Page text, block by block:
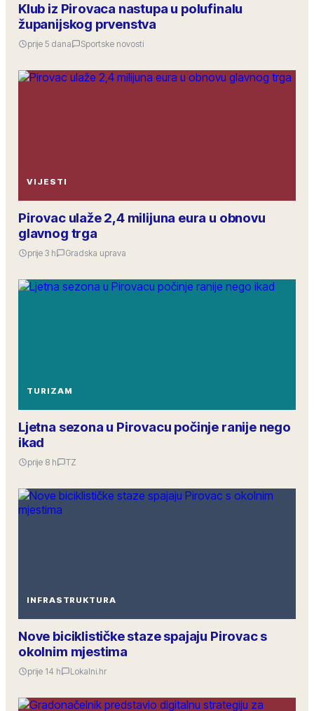
Klub iz Pirovaca nastupa u polufinalu
županijskog prvenstva
prije 5 dana Sportske novosti
VIJESTI
Pirovac ulaže 2,4 milijuna eura u obnovu
glavnog trga
prije 3 h Gradska uprava
TURIZAM
Ljetna sezona u Pirovacu počinje ranije nego
ikad
prije 8 h TZ
INFRASTRUKTURA
Nove biciklističke staze spajaju Pirovac s
okolnim mjestima
prije 14 h Lokalni.hr